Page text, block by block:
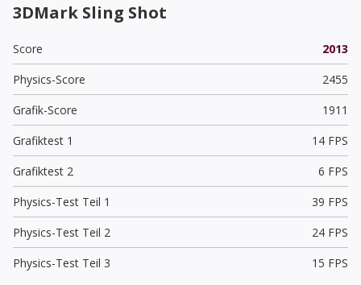
3DMark Sling Shot
Score
2013
Physics-Score
2455
Grafik-Score
1911
Grafiktest 1
14 FPS
Grafiktest 2
6 FPS
Physics-Test Teil 1
39 FPS
Physics-Test Teil 2
24 FPS
Physics-Test Teil 3
15 FPS